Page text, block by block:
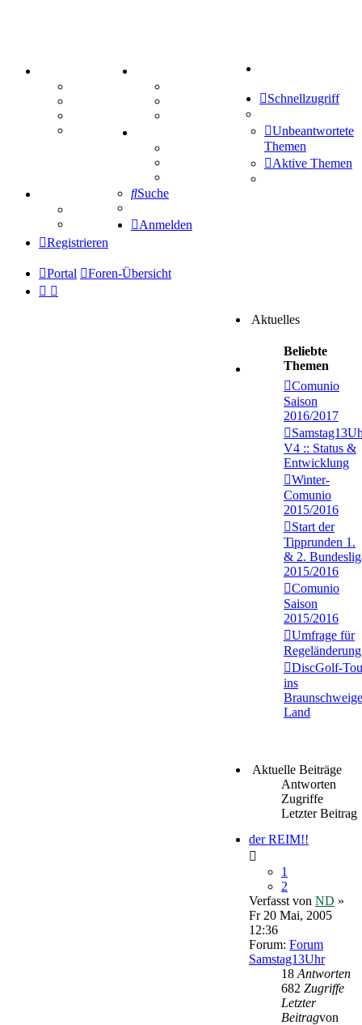
Mastodon
Treffenübersicht
Zitatesammlung
Schiffe versenken
Tipprunde
Comunio
Schnellzugriff
Unbeantwortete
Themen
Aktive Themen
Suche
Anmelden
Registrieren
Portal Foren-Übersicht
Aktuelles
Beliebte
Themen
Comunio
Saison
2016/2017
V4 :: Status &
Entwicklung
Winter-
Comunio
2015/2016
Start der
Tipprunden 1.
& 2.
2015/2016
Comunio
Saison
2015/2016
Umfrage für
Regeländerung
DiscGolf-
ins
Land
Aktuelle Beiträge
Antworten
Zugriffe
Letzter Beitrag
der REIM!!
1
2
Verfasst von ND »
Fr 20 Mai, 2005
12:36
Forum: Forum
Samstag13Uhr
18 Antworten
682 Zugriffe
Letzter
Beitragvon